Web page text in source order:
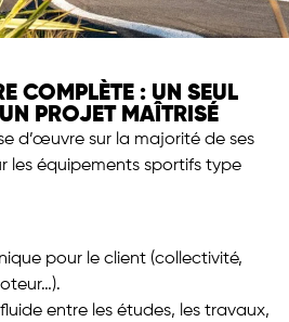
COMPLÈTE : UN SEUL
PROJET MAÎTRISÉ
d’œuvre sur la majorité de ses
les équipements sportifs type
pour le client (collectivité,
entre les études, les travaux,